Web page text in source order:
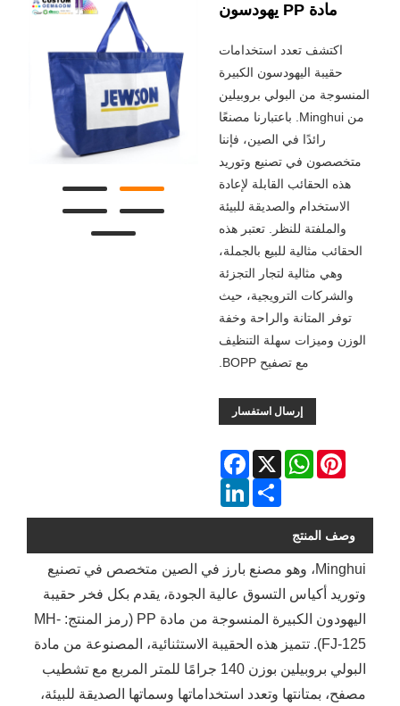
مادة PP يهودسون
اكتشف تعدد استخدامات
حقيبة اليهودسون الكبيرة
المنسوجة من البولي بروبيلين
من Minghui. باعتبارنا مصنعًا
رائدًا في الصين، فإننا
متخصصون في تصنيع وتوريد
هذه الحقائب القابلة لإعادة
الاستخدام والصديقة للبيئة
والملفتة للنظر. تعتبر هذه
الحقائب مثالية للبيع بالجملة،
وهي مثالية لتجار التجزئة
والشركات الترويجية، حيث
توفر المتانة والراحة وخفة
الوزن وميزات سهلة التنظيف
مع تصفيح BOPP.
إرسال استفسار
Facebook X
WhatsAppPinterest
LinkedInShare
وصف المنتج
Minghui، وهو مصنع بارز في الصين متخصص في تصنيع
وتوريد أكياس التسوق عالية الجودة، يقدم بكل فخر حقيبة
اليهودون الكبيرة المنسوجة من مادة PP (رمز المنتج: MH-
FJ-125). تتميز هذه الحقيبة الاستثنائية، المصنوعة من مادة
البولي بروبيلين بوزن 140 جرامًا للمتر المربع مع تشطيب
مصفح، بمتانتها وتعدد استخداماتها وسماتها الصديقة للبيئة،